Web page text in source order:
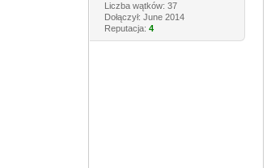
Liczba wątków: 37
Dołączył: June 2014
Reputacja: 4